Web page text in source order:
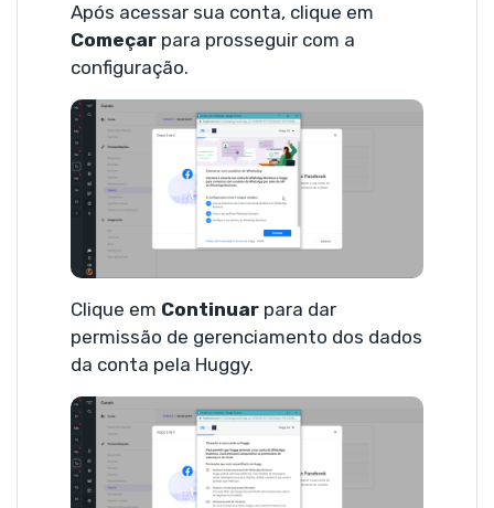
Após acessar sua conta, clique em
Começar para prosseguir com a
configuração.
Clique em Continuar para dar
permissão de gerenciamento dos dados
da conta pela Huggy.